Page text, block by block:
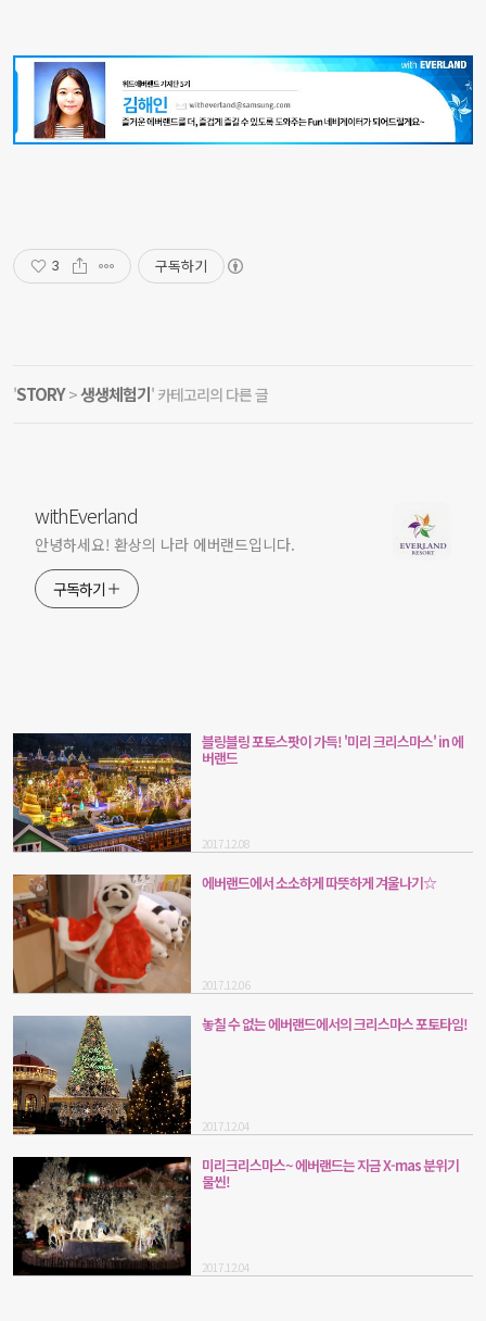
3 구독하기
'STORY>생생체험기' 카테고리의 다른 글
withEverland
안녕하세요! 환상의 나라 에버랜드입니다.
구독하기
블링블링 포토스팟이 가득! '미리 크리스마스' in 에
버랜드
2017.12.08
에버랜드에서 소소하게 따뜻하게 겨울나기☆
2017.12.06
놓칠 수 없는 에버랜드에서의 크리스마스 포토타임!
2017.12.04
미리크리스마스~ 에버랜드는 지금 X-mas 분위기
물씬!
2017.12.04